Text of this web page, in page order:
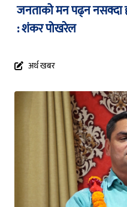
जनताको मन पढ्न नसक्दा
: शंकर पोखरेल
अर्थ खबर